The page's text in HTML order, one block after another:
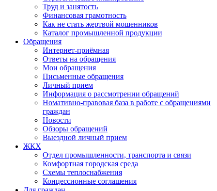
Труд и занятость
Финансовая грамотность
Как не стать жертвой мошенников
Каталог промышленной продукции
Обращения
Интернет-приёмная
Ответы на обращения
Мои обращения
Письменные обращения
Личный прием
Информация о рассмотрении обращений
Номативно-правовая база в работе с обращениями
граждан
Новости
Обзоры обращений
Выездной личный прием
ЖКХ
Отдел промышленности, транспорта и связи
Комфортная городская среда
Схемы теплоснабжения
Концессионные соглашения